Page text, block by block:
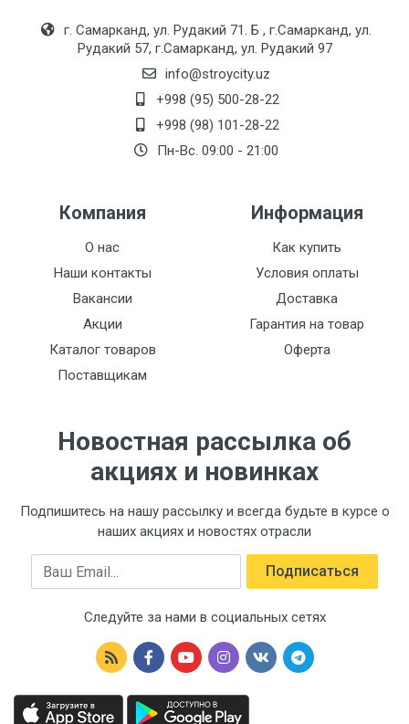
г. Самарканд, ул. Рудакий 71. Б , г.Самарканд, ул.
Рудакий 57, г.Самарканд, ул. Рудакий 97
info@stroycity.uz
+998 (95) 500-28-22
+998 (98) 101-28-22
Пн-Вс. 09:00 - 21:00
Компания
О нас
Наши контакты
Вакансии
Акции
Каталог товаров
Поставщикам
Информация
Как купить
Условия оплаты
Доставка
Гарантия на товар
Оферта
Новостная рассылка об
акциях и новинках
Подпишитесь на нашу рассылку и всегда будьте в курсе о
наших акциях и новостях отрасли
Email Подписаться
Следуйте за нами в социальных сетях